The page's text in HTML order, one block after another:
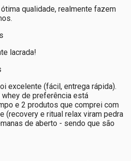
qualidade, realmente fazem
lacrada!
excelente (fácil, entrega rápida).
de preferência está
e 2 produtos que comprei com
(recovery e ritual relax viram pedra
de aberto - sendo que são